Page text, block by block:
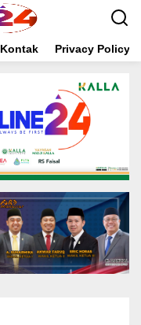
Kontak Privacy Policy